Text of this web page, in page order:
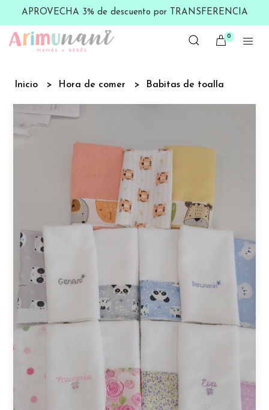
APROVECHA 3% de descuento por TRANSFERENCIA
0
Inicio Hora de comer Babitas de toalla